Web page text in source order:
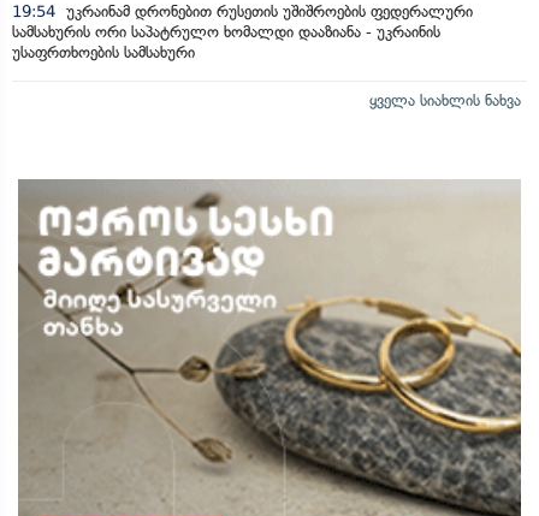
19:54 უკრაინამ დრონებით რუსეთის უშიშროების ფედერალური
სამსახურის ორი საპატრულო ხომალდი დააზიანა - უკრაინის
უსაფრთხოების სამსახური
ყველა სიახლის ნახვა